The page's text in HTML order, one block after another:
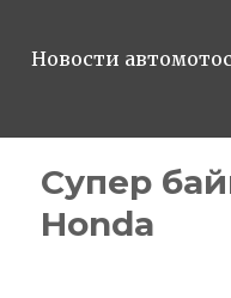
Новости
Супер
Honda